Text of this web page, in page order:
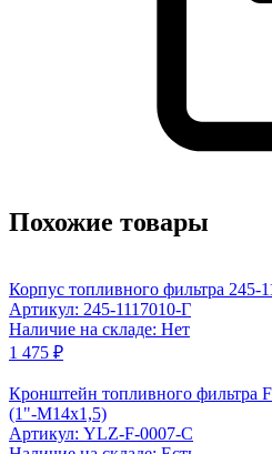
Похожие товары
Корпус топливного фильтра 245-
Артикул: 245-1117010-Г
Наличие на складе: Нет
1 475 ₽
Кронштейн топливного фильтра
(1"-M14x1,5)
Артикул: YLZ-F-0007-С